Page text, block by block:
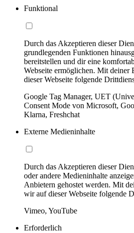
Funktional
Durch das Akzeptieren dieser
grundlegenden Funktionen
bereitstellen und dir eine
Webseite ermöglichen. Mit
dieser Webseite folgende
Google Tag Manager, UET
Consent Mode von Microsoft,
Klarna, Freshchat
Externe Medieninhalte
Durch das Akzeptieren dieser
oder andere Medieninhalte
Anbietern gehostet werden. Mit
wir auf dieser Webseite folgende
Vimeo, YouTube
Erforderlich